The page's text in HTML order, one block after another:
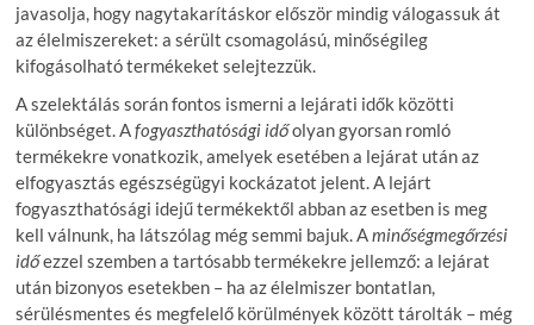
javasolja, hogy nagytakarításkor először mindig válogassuk át
az élelmiszereket: a sérült csomagolású, minőségileg
kifogásolható termékeket selejtezzük.
A szelektálás során fontos ismerni a lejárati idők közötti
különbséget. Afogyaszthatósági időolyan gyorsan romló
termékekre vonatkozik, amelyek esetében a lejárat után az
elfogyasztás egészségügyi kockázatot jelent. A lejárt
fogyaszthatósági idejű termékektől abban az esetben is meg
kell válnunk, ha látszólag még semmi bajuk. Aminőségmegőrzési
időezzel szemben a tartósabb termékekre jellemző: a lejárat
után bizonyos esetekben – ha az élelmiszer bontatlan,
sérülésmentes és megfelelő körülmények között tárolták – még